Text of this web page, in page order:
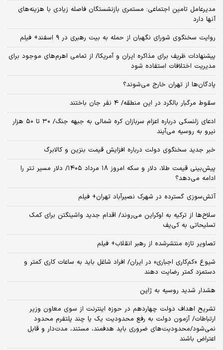
مدیرعامل تامین اجتماعی: مستمری بازنشستگان فاصله زیادی با هزینه‌های
آنها دارد
روایت سخنگوی شورای نگهبان از حمله به بیت رهبری در ۹ اسفند+ فیلم
پیشنهادات ظریف برای مذاکره ایران و آمریکا/ از تمامی اهرم‌های موجود برای
مدیریت اختلافات استفاده شود
پادگان‌ها از تهران خارج می‌شوند؟
سقوط مرگبار بالگرد در این منطقه/ ۴ نفر جان باختند
ادعای زلنسکی درباره اعزام سربازان کره شمالی به جبهه جنگ/ ۳۰ تا ۵۰ هزار
نیرو به روسیه می‌آیند
خبر جدید سخنگوی دولت درباره افزایش قیمت بنزین و کالابرگ
پیش‌بینی قیمت طلا، دلار و سکه امروز ۱۸ مرداد ۱۴۰۵/ دلار مسیر تتر را
ادامه می‌دهد؟
آتش‌سوزی گسترده در شهرک نصیرآباد تهران+ فیلم
سلاح‌ها از ترکیه به اوکراین می‌روند/ اقدام جدید واشینگتن برای کمک
تسلیحاتی به کی‌یف
تصاویر تازه منتشرشده از رهبر انقلاب+ فیلم
شیوع «کم‌کاری اجباری» در ایران/ افراد شاغل باید به ساعات کاری کمتر و
دستمزد کمتر رضایت دهند
هشدار شدید روسیه به ژاپن
تشریح اهداف دولت چهاردهم در حوزه اینترنت از سوی معاون وزیر
ارتباطات/ آزمون دولت به رفع محدودیت یک یا چند پلتفرم محدود
نمی‌‎شود/محدودیت‌های ضروری باید هدفمند، مستند، مدت‌دار و قابل
اعتراض باشند